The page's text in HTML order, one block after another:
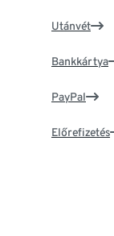
Utánvét
Bankkártya
PayPal
Előrefizetés